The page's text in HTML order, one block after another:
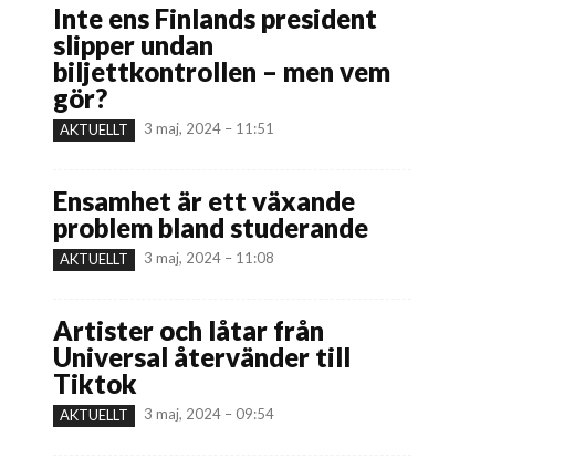
Inte ens Finlands president
slipper undan
biljettkontrollen – men vem
gör?
AKTUELLT 3 maj, 2024 – 11:51
Ensamhet är ett växande
problem bland studerande
AKTUELLT 3 maj, 2024 – 11:08
Artister och låtar från
Universal återvänder till
Tiktok
AKTUELLT 3 maj, 2024 – 09:54